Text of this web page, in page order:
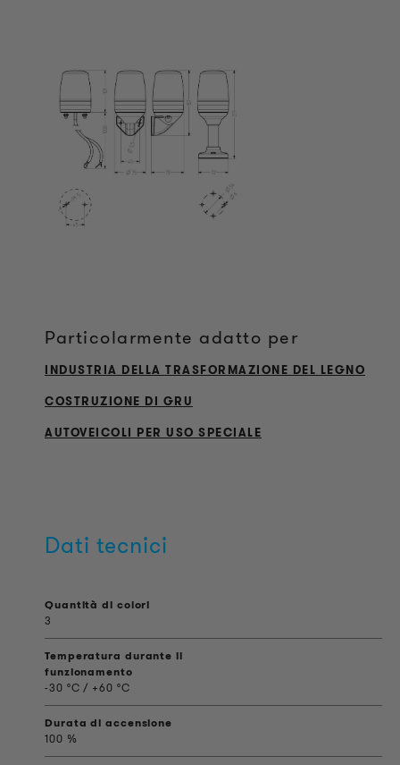
Particolarmente adatto per
INDUSTRIA DELLA TRASFORMAZIONE DEL LEGNO
COSTRUZIONE DI GRU
AUTOVEICOLI PER USO SPECIALE
Dati tecnici
Quantità di colori
3
Temperatura durante il
funzionamento
-30 °C / +60 °C
Durata di accensione
100 %